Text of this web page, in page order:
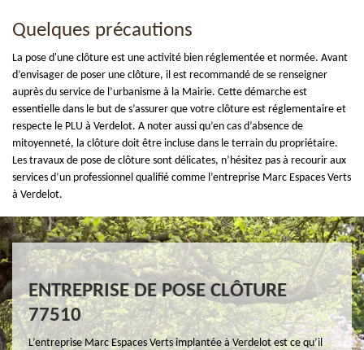
Quelques précautions
La pose d'une clôture est une activité bien réglementée et normée. Avant
d’envisager de poser une clôture, il est recommandé de se renseigner
auprès du service de l’urbanisme à la Mairie. Cette démarche est
essentielle dans le but de s’assurer que votre clôture est réglementaire et
respecte le PLU à Verdelot. A noter aussi qu’en cas d’absence de
mitoyenneté, la clôture doit être incluse dans le terrain du propriétaire.
Les travaux de pose de clôture sont délicates, n’hésitez pas à recourir aux
services d’un professionnel qualifié comme l’entreprise Marc Espaces Verts
à Verdelot.
ENTREPRISE DE POSE CLÔTURE
77510
L’entreprise Marc Espaces Verts implantée à Verdelot est ce qu’il